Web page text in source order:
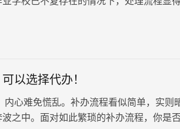
以选择代办！
心难免慌乱。补办流程看似简单，实则
之中。面对如此繁琐的补办流程，你是